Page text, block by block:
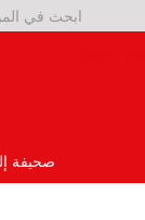
صحيفة